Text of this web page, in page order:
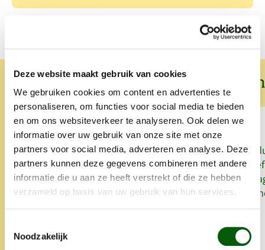
Deze website maakt gebruik van cookies
We gebruiken cookies om content en advertenties te
personaliseren, om functies voor social media te bieden
en om ons websiteverkeer te analyseren. Ook delen we
informatie over uw gebruik van onze site met onze
partners voor social media, adverteren en analyse. Deze
partners kunnen deze gegevens combineren met andere
informatie die u aan ze heeft verstrekt of die ze hebben
verzameld op basis van uw gebruik van hun services.
Noodzakelijk
Wat onze klanten over ons zeggen
Sinds we Nero Gold geven aan
onze honden heeft onze
oudste hond zo goed als geen
last meer van allergieën en
lief iets extra's.
Snel, goed
het lekker.
zo'n klein
super. Alles is